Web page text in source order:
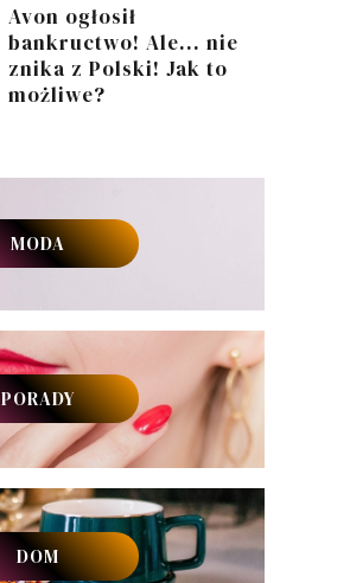
Avon ogłosił
bankructwo! Ale... nie
znika z Polski! Jak to
możliwe?
MODA
PORADY
DOM